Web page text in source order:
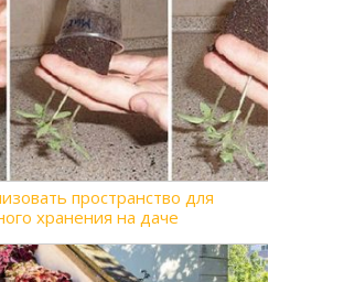
пространство для
хранения на даче